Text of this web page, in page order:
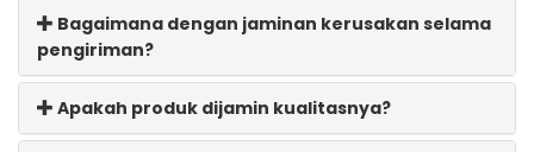
Bagaimana dengan jaminan kerusakan selama
pengiriman?
Apakah produk dijamin kualitasnya?